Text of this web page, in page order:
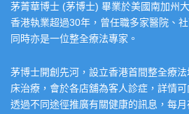
茅菁華博士 (茅博士) 畢業於美國南加州
香港執業超過30年，曾任職多家醫院、
同時亦是一位整全療法專家。
茅博士開創先河，設立香港首間整全療
床治療，會於各店舖為客人診症，詳情
透過不同途徑推廣有關健康的訊息，每